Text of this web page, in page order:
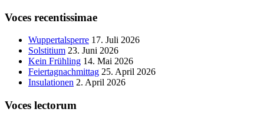
Voces recentissimae
Wuppertalsperre 17. Juli 2026
Solstitium 23. Juni 2026
Kein Frühling 14. Mai 2026
Feiertagnachmittag 25. April 2026
Insulationen 2. April 2026
Voces lectorum